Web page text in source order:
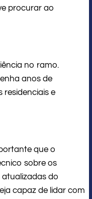
procurar ao
no ramo.
anos de
residenciais e
que o
sobre os
do
capaz de lidar com